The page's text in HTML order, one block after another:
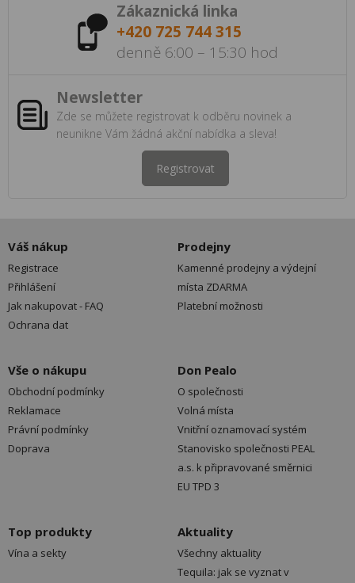
Zákaznická linka
+420 725 744 315
denně 6:00 – 15:30 hod
Newsletter
Zde se můžete registrovat k odběru novinek a
neunikne Vám žádná akční nabídka a sleva!
Registrovat
Váš nákup
Registrace
Přihlášení
Jak nakupovat - FAQ
Ochrana dat
Prodejny
Kamenné prodejny a výdejní
místa ZDARMA
Platební možnosti
Vše o nákupu
Obchodní podmínky
Reklamace
Právní podmínky
Doprava
Don Pealo
O společnosti
Volná místa
Vnitřní oznamovací systém
Stanovisko společnosti PEAL
a.s. k připravované směrnici
EU TPD 3
Top produkty
Vína a sekty
Aktuality
Všechny aktuality
Tequila: jak se vyznat v